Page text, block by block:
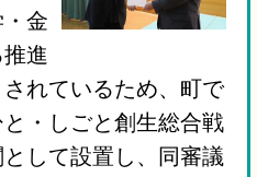
金
進
れているため、町で
・しごと創生総合戦
して設置し、同審議